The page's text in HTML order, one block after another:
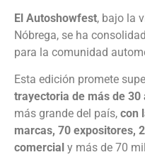
El Autoshowfest, bajo la
Nóbrega, se ha
para la comunidad
Esta edición promete
trayectoria de más de 30
más grande del país, con
marcas, 70 expositores,
comercial y más de 70